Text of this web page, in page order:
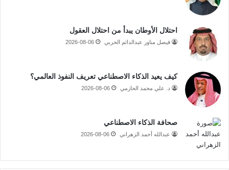
احتلال الأوطان يبدأ من احتلال العقول
فيصل مناور عبدالدائم الحربي 2026-08-06
كيف يعيد الذكاء الاصطناعي تعريف النفوذ العالمي؟
د. علي محمد الحازمي 2026-08-06
صحافة الذكاء الاصطناعي
عبدالله أحمد الزهراني 2026-08-06